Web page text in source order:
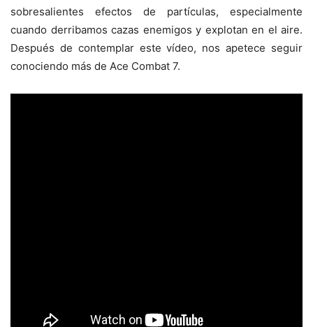
sobresalientes efectos de partículas, especialmente
cuando derribamos cazas enemigos y explotan en el aire.
Después de contemplar este vídeo, nos apetece seguir
conociendo más de Ace Combat 7.